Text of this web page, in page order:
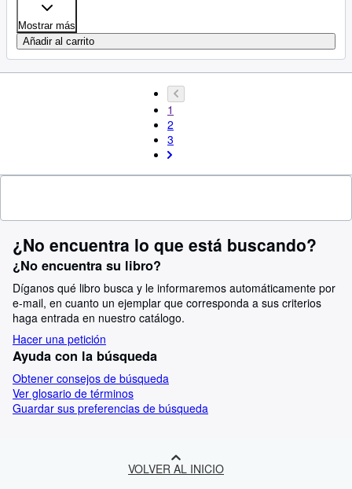
Mostrar más
Añadir al carrito
1
2
3
¿No encuentra lo que está buscando?
¿No encuentra su libro?
Díganos qué libro busca y le informaremos automáticamente por
e-mail, en cuanto un ejemplar que corresponda a sus criterios
haga entrada en nuestro catálogo.
Hacer una petición
Ayuda con la búsqueda
Obtener consejos de búsqueda
Ver glosario de términos
Guardar sus preferencias de búsqueda
VOLVER AL INICIO